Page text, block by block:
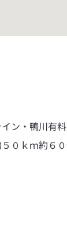
ン・鴨川有
０ｋｍ約６